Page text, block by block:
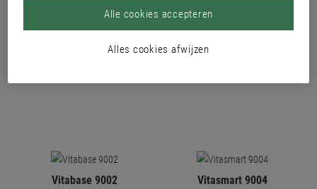
Vitalux 9000 Vitafill 9001
Vitabase 9002 Vitasmart 9004
Alles cookies afwijzen
Alle cookies accepteren